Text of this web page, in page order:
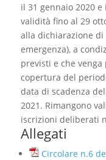
il 31 gennaio 2020
validità fino al 29
alla dichiarazione di
emergenza), a
previsti e che
copertura del
data di scadenza
2021. Rimangono
iscrizioni deliberati
Allegati
Circolare n.6